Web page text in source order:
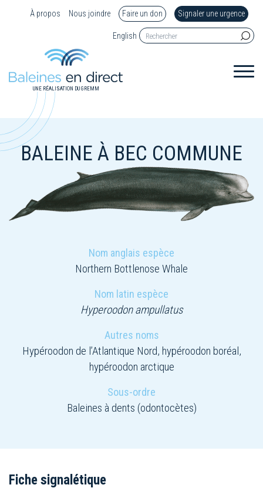
À propos Nous joindre Faire un don Signaler une urgence
English
UNE RÉALISATION DU GREMM
BALEINE À BEC COMMUNE
Nom anglais espèce
Northern Bottlenose Whale
Nom latin espèce
Hyperoodon ampullatus
Autres noms
Hypéroodon de l’Atlantique Nord, hypéroodon boréal,
hypéroodon arctique
Sous-ordre
Baleines à dents (odontocètes)
Fiche signalétique